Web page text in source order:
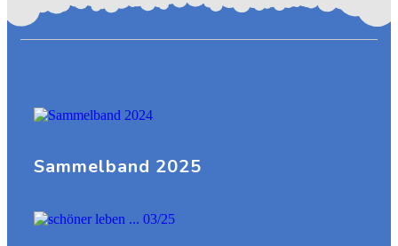
Sammelband 2025